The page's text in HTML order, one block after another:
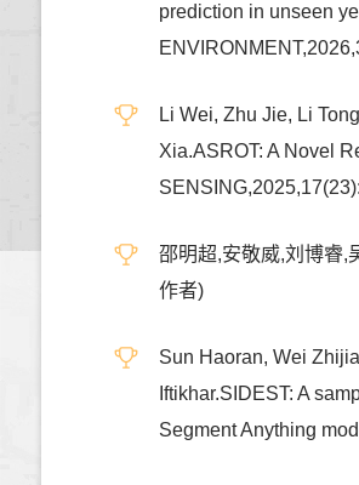
prediction in unseen
Li Wei, Zhu Jie, Li
Xia.ASROT: A Novel
邵明超,安敬威,刘博睿,
作者)
Sun Haoran, Wei
Iftikhar.SIDEST: A
Segment Anything